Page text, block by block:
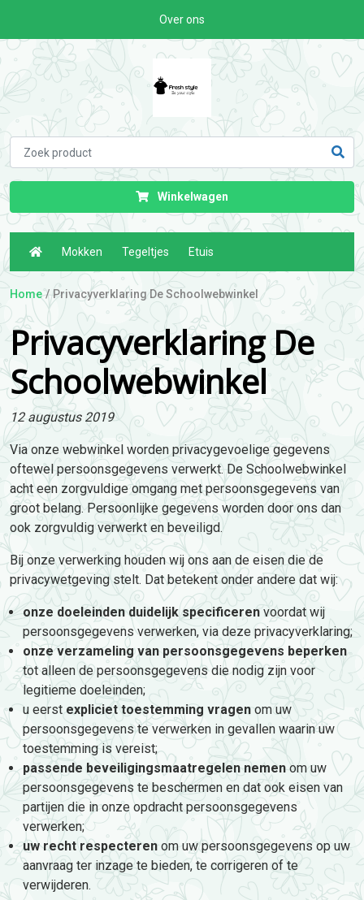
Over ons
Winkelwagen
Mokken Tegeltjes Etuis
Home Privacyverklaring De Schoolwebwinkel
Privacyverklaring De
Schoolwebwinkel
12 augustus 2019
Via onze webwinkel worden privacygevoelige gegevens
oftewel persoonsgegevens verwerkt. De Schoolwebwinkel
acht een zorgvuldige omgang met persoonsgegevens van
groot belang. Persoonlijke gegevens worden door ons dan
ook zorgvuldig verwerkt en beveiligd.
Bij onze verwerking houden wij ons aan de eisen die de
privacywetgeving stelt. Dat betekent onder andere dat wij:
onze doeleinden duidelijk specificeren voordat wij
persoonsgegevens verwerken, via deze privacyverklaring;
onze verzameling van persoonsgegevens beperken
tot alleen de persoonsgegevens die nodig zijn voor
legitieme doeleinden;
u eerstexpliciet toestemming vragen om uw
persoonsgegevens te verwerken in gevallen waarin uw
toestemming is vereist;
passende beveiligingsmaatregelen nemenom uw
persoonsgegevens te beschermen en dat ook eisen van
partijen die in onze opdracht persoonsgegevens
verwerken;
uw recht respecterenom uw persoonsgegevens op uw
aanvraag ter inzage te bieden, te corrigeren of te
verwijderen.